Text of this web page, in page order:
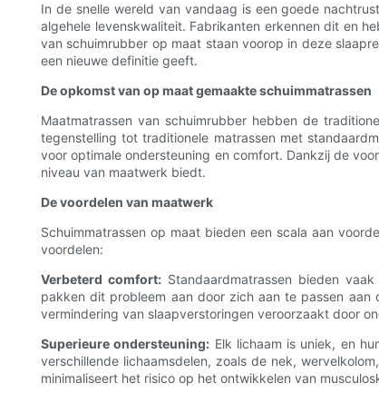
In de snelle wereld van vandaag is een goede
algehele levenskwaliteit. Fabrikanten erkennen dit en
van schuimrubber op maat staan ​​voorop in deze
een nieuwe definitie geeft.
De opkomst van op maat gemaakte schuimmatrassen
Maatmatrassen van schuimrubber hebben de
tegenstelling tot traditionele matrassen met
voor optimale ondersteuning en comfort. Dankzij de
niveau van maatwerk biedt.
De voordelen van maatwerk
Schuimmatrassen op maat bieden een scala aan
voordelen:
Verbeterd comfort: Standaardmatrassen bieden
pakken dit probleem aan door zich aan te passen
vermindering van slaapverstoringen veroorzaakt door
Superieure ondersteuning: Elk lichaam is uniek, en
verschillende lichaamsdelen, zoals de nek,
minimaliseert het risico op het ontwikkelen van